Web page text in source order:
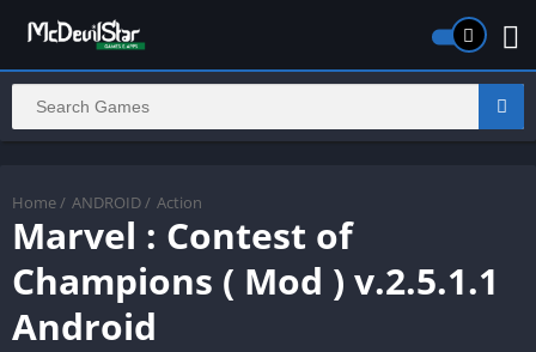
Home / ANDROID / Action
Marvel : Contest of
Champions ( Mod ) v.2.5.1.1
Android